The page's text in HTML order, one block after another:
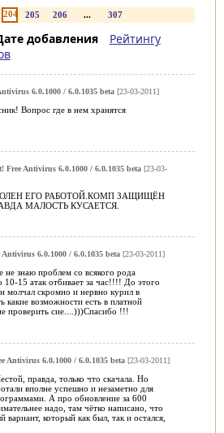
204 205 206 ... 307
добавления
Рейтингу
6.0.1000 / 6.0.1035 beta[23-03-2011]
Вопрос где в нем хранятся
Free Antivirus 6.0.1000 / 6.0.1035 beta[23-03-
ЕГО РАБОТОЙ.КОМП ЗАЩИЩЁН
МАЛОСТЬ КУСАЕТСЯ.
Antivirus 6.0.1000 / 6.0.1035 beta[23-03-2011]
не знаю проблем со всякого рода
10-15 атак отбивает за час!!!! До этого
молчал скромно и нервно курил в
какие возможности есть в платной
проверить сие....)))Спасибо !!!
Antivirus 6.0.1000 / 6.0.1035 beta[23-03-2011]
правда, только что скачала. Но
вполне успешно и незаметно для
А про обновление за 600
надо, там чётко написано, что
вариант, который как был, так и остался,